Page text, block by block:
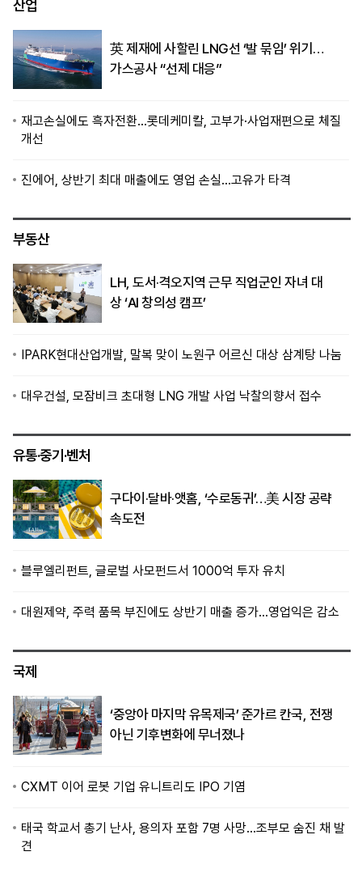
산업
英 제재에 사할린 LNG선 ‘발 묶임’ 위기…
가스공사 “선제 대응”
재고손실에도 흑자전환…롯데케미칼, 고부가·사업재편으로 체질
개선
진에어, 상반기 최대 매출에도 영업 손실…고유가 타격
부동산
LH, 도서·격오지역 근무 직업군인 자녀 대
상 ‘AI 창의성 캠프’
IPARK현대산업개발, 말복 맞이 노원구 어르신 대상 삼계탕 나눔
대우건설, 모잠비크 초대형 LNG 개발 사업 낙찰의향서 접수
유통·중기·벤처
구다이·달바·앳홈, ‘수로동귀’…美 시장 공략
속도전
블루엘리펀트, 글로벌 사모펀드서 1000억 투자 유치
대원제약, 주력 품목 부진에도 상반기 매출 증가…영업익은 감소
국제
‘중앙아 마지막 유목제국’ 준가르 칸국, 전쟁
아닌 기후변화에 무너졌나
CXMT 이어 로봇 기업 유니트리도 IPO 기염
태국 학교서 총기 난사, 용의자 포함 7명 사망…조부모 숨진 채 발
견